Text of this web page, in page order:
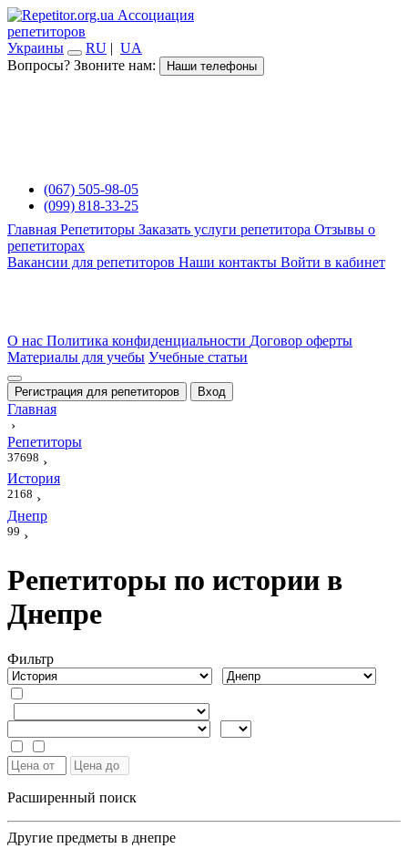
Ассоциация
репетиторов
Украины
RU | UA
Вопросы? Звоните нам:
Наши телефоны
(067) 505-98-05
(099) 818-33-25
Главная Репетиторы Заказать услуги репетитора Отзывы о
репетиторах
Вакансии для репетиторов Наши контакты Войти в кабинет
О нас Политика конфиденциальности Договор оферты
Материалы для учебы Учебные статьи
Регистрация для репетиторов Вход
Главная
›
Репетиторы
37698 ›
История
2168 ›
Днепр
99 ›
Репетиторы по истории в
Днепре
Фильтр
Расширенный поиск
Другие предметы в днепре